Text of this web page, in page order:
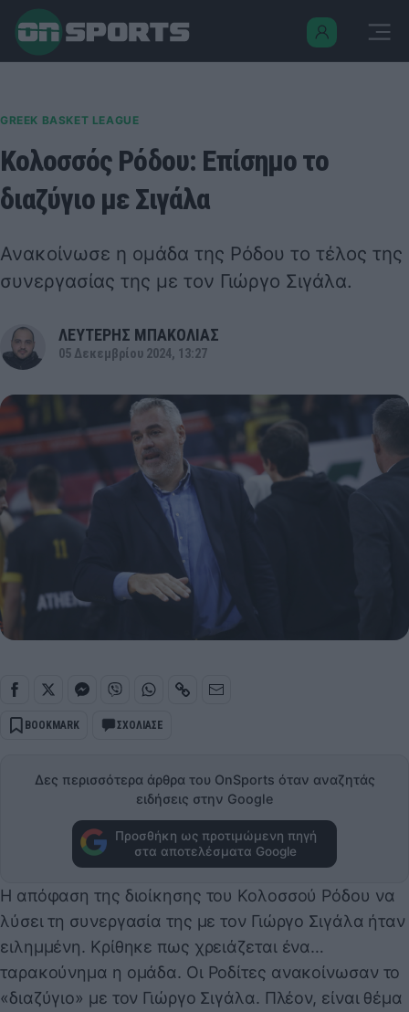
GREEK BASKET LEAGUE
Κολοσσός Ρόδου: Επίσημο το
διαζύγιο με Σιγάλα
Ανακοίνωσε η ομάδα της Ρόδου το τέλος της
συνεργασίας της με τον Γιώργο Σιγάλα.
ΛΕΥΤΕΡΗΣ ΜΠΑΚΟΛΙΑΣ
05 Δεκεμβρίου 2024, 13:27
BOOKMARK ΣΧΟΛΙΑΣΕ
Δες περισσότερα άρθρα του OnSports όταν αναζητάς
ειδήσεις στην Google
Προσθήκη ως προτιμώμενη πηγή
στα αποτελέσματα Google
Η απόφαση της διοίκησης του Κολοσσού Ρόδου να
λύσει τη συνεργασία της με τον Γιώργο Σιγάλα ήταν
ειλημμένη. Κρίθηκε πως χρειάζεται ένα…
ταρακούνημα η ομάδα. Οι Ροδίτες ανακοίνωσαν το
«διαζύγιο» με τον Γιώργο Σιγάλα. Πλέον, είναι θέμα